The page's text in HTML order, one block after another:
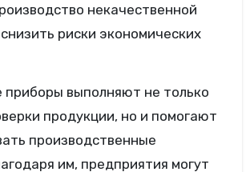
некачественной
риски экономических
приборы выполняют не только
продукции, но и помогают
производственные
им, предприятия могут